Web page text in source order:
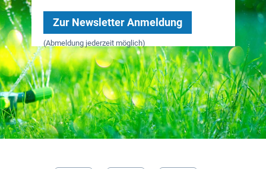
Zur Newsletter Anmeldung
(Abmeldung jederzeit möglich)